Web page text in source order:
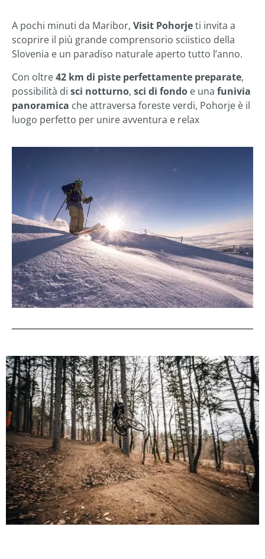
A pochi minuti da Maribor, Visit Pohorjeti invita a
scoprire il più grande comprensorio sciistico della
Slovenia e un paradiso naturale aperto tutto l’anno.
Con oltre42 km di piste perfettamente preparate,
possibilità di sci notturno, sci di fondo e una funivia
panoramica che attraversa foreste verdi, Pohorje è il
luogo perfetto per unire avventura e relax